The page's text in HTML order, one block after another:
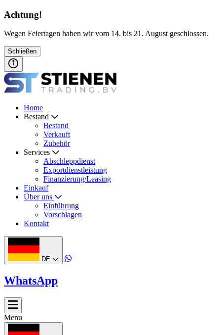
Achtung!
Wegen Feiertagen haben wir vom 14. bis 21. August geschlossen.
Schließen
Home
Bestand
Bestand
Verkauft
Zubehör
Services
Abschleppdienst
Exportdienstleistung
Finanzierung/Leasing
Einkauf
Über uns
Einführung
Vorschlagen
Kontakt
DE
WhatsApp
Menu